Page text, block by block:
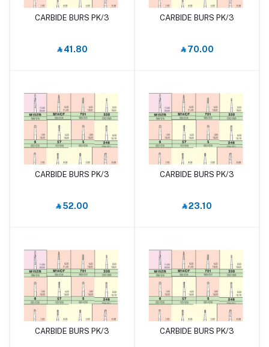
أضف إلى السلة
CARBIDE BURS PK/3
‎⃁ 70.00
أضف إلى السلة
CARBIDE BURS PK/3
‎⃁ 41.80
أضف إلى السلة
CARBIDE BURS PK/3
‎⃁ 23.10
أضف إلى السلة
CARBIDE BURS PK/3
‎⃁ 52.00
أضف إلى السلة
CARBIDE BURS PK/3 أضف إلى السلة
CARBIDE BURS PK/3